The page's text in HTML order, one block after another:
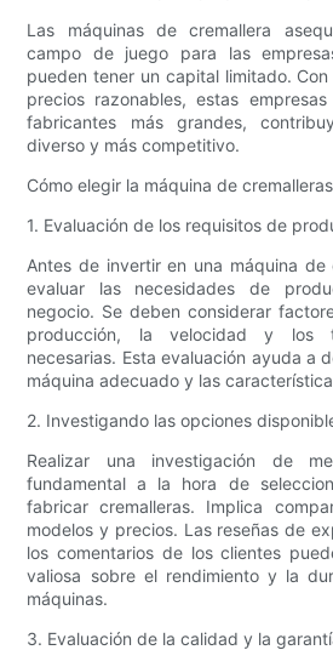
Las máquinas de cremallera
campo de juego para las
pueden tener un capital limitado.
precios razonables, estas
fabricantes más grandes,
diverso y más competitivo.
Cómo elegir la máquina de
1. Evaluación de los requisitos de
Antes de invertir en una máquina de
evaluar las necesidades de
negocio. Se deben considerar
producción, la velocidad y los
necesarias. Esta evaluación ayuda a
máquina adecuado y las
2. Investigando las opciones
Realizar una investigación de
fundamental a la hora de
fabricar cremalleras. Implica
modelos y precios. Las reseñas de
los comentarios de los clientes
valiosa sobre el rendimiento y la
máquinas.
3. Evaluación de la calidad y la